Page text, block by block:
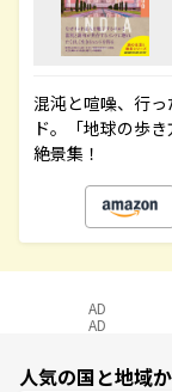
混沌と喧噪、行
ド。「地球の歩
絶景集！
AD
AD
人気の国と地域